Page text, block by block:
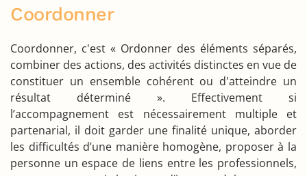
Coordonner
Coordonner, c'est « Ordonner des éléments séparés,
combiner des actions, des activités distinctes en vue de
constituer un ensemble cohérent ou d'atteindre un
résultat déterminé ». Effectivement si
l’accompagnement est nécessairement multiple et
partenarial, il doit garder une finalité unique, aborder
les difficultés d’une manière homogène, proposer à la
personne un espace de liens entre les professionnels,